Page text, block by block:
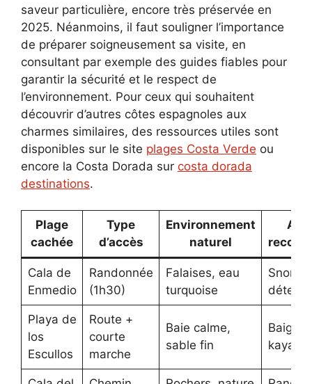
saveur particulière, encore très préservée en
2025. Néanmoins, il faut souligner l’importance
de préparer soigneusement sa visite, en
consultant par exemple des guides fiables pour
garantir la sécurité et le respect de
l’environnement. Pour ceux qui souhaitent
découvrir d’autres côtes espagnoles aux
charmes similaires, des ressources utiles sont
disponibles sur le site plages Costa Verde ou
encore la Costa Dorada sur costa dorada
destinations.
Plage
cachée
Type
d’accès
Environnement
naturel
Cala de
Enmedio
Randonnée
(1h30)
Falaises, eau
turquoise
détente
Playa de
los
Escullos
Route +
courte
marche
Baie calme,
sable fin
kayak